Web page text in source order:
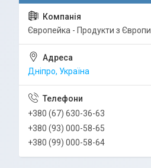
Європейка - Продукти з Європи
Дніпро, Україна
+380 (67) 630-36-63
+380 (93) 000-58-65
+380 (99) 000-58-64